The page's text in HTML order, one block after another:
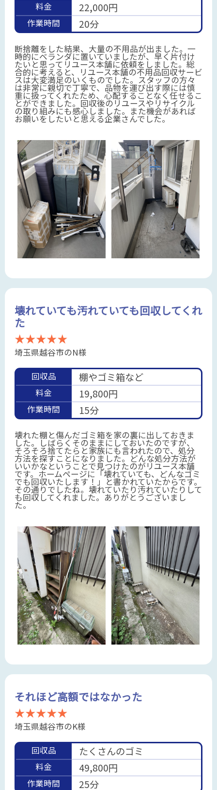
料金 22,000円
作業時間 20分
断捨離をした結果、大量の不用品が出ました。一
時的にベランダに置いていましたが、早く片付け
たいと思ってリユース本舗に依頼をしました。総
合的に考えると、リユース本舗の不用品回収サービ
スは大変満足のいくものでした。スタッフの方々
は非常に親切で丁寧で、品物を運び出す際には慎
重に扱ってくれたため、心配することなく任せるこ
とができました。回収後のリユースやリサイクル
の取り組みにも感心しました。また機会があれば
お願いをしたいと思える企業さんでした。
壊れていても汚れていても回収してくれ
た
★★★★★
埼玉県越谷市のN様
回収品 棚やゴミ箱など
料金 19,800円
作業時間 15分
壊れた棚と傷んだゴミ箱を家の裏に出しておきま
した。しばらくそのままにしておいたのですが、
そろそろ捨てたらと家族にも言われたので、処分
方法を探すことになりました。どんな処分方法が
いいかなということで見つけたのがリユース本舗
です。ホームページに「壊れていても、どんなゴミ
でも回収いたします！」と書かれていたからです。
その通りでしたね。壊れていたり汚れていたりして
も回収してくれました。ありがとうございまし
た。
それほど高額ではなかった
★★★★★
埼玉県越谷市のK様
回収品 たくさんのゴミ
料金 49,800円
作業時間 25分